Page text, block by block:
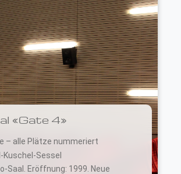
«Gate 4»
– alle Plätze nummeriert
Kuschel-Sessel
Saal. Eröffnung: 1999. Neue